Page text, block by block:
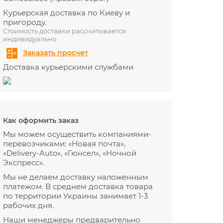
Курьерская доставка по Киеву и
пригороду.
Стоимость доставки рассчитывается
индивидуально
Заказать просчет
Доставка курьерскими службами
Как оформить заказ
Мы можем осуществить компаниями-
перевозчиками: «Новая почта»,
«Delivery-Auto», «Гюнсел», «Ночной
Экспресс».
Мы не делаем доставку наложенным
платежом. В среднем доставка товара
по территории Украины занимает 1-3
рабочих дня.
Наши менеджеры предварительно